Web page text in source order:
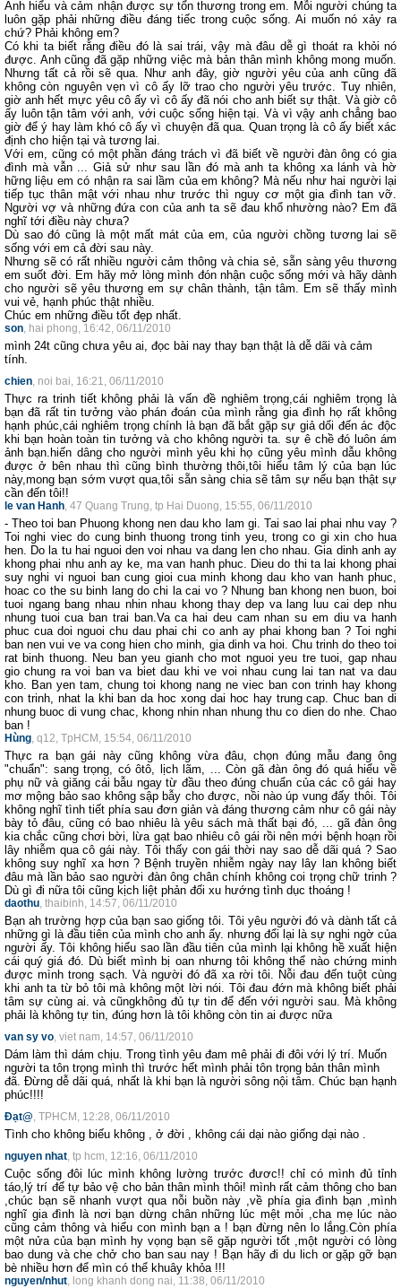
Anh hiểu và cảm nhận được sự tổn thương trong em. Mỗi người chúng ta
luôn gặp phải những điều đáng tiếc trong cuộc sống. Ai muốn nó xảy ra
chứ? Phải không em?
Có khi ta biết rằng điều đó là sai trái, vậy mà đâu dễ gì thoát ra khỏi nó
được. Anh cũng đã gặp những việc mà bản thân mình không mong muốn.
Nhưng tất cả rồi sẽ qua. Như anh đây, giờ người yêu của anh cũng đã
không còn nguyên vẹn vì cô ấy lỡ trao cho người yêu trước. Tuy nhiên,
giờ anh hết mực yêu cô ấy vì cô ấy đã nói cho anh biết sự thật. Và giờ cô
ấy luôn tận tâm với anh, với cuộc sống hiện tại. Và vì vậy anh chẳng bao
giờ để ý hay làm khó cô ấy vì chuyện đã qua. Quan trọng là cô ấy biết xác
định cho hiện tại và tương lai.
Với em, cũng có một phần đáng trách vì đã biết về người đàn ông có gia
đình mà vẫn ... Giả sử như sau lần đó mà anh ta không xa lánh và hờ
hững liệu em có nhận ra sai lầm của em không? Mà nếu như hai người lại
tiếp tục thân mật với nhau như trước thì nguy cơ một gia đình tan vỡ.
Người vợ và những đứa con của anh ta sẽ đau khổ nhường nào? Em đã
nghĩ tới điều này chưa?
Dù sao đó cũng là một mất mát của em, của người chồng tương lai sẽ
sống với em cả đời sau này.
Nhưng sẽ có rất nhiều người cảm thông và chia sẻ, sẵn sàng yêu thương
em suốt đời. Em hãy mở lòng mình đón nhận cuộc sống mới và hãy dành
cho người sẽ yêu thương em sự chân thành, tận tâm. Em sẽ thấy mình
vui vẻ, hạnh phúc thật nhiều.
Chúc em những điều tốt đẹp nhất.
son, hai phong, 16:42, 06/11/2010
mình 24t cũng chưa yêu ai, đọc bài nay thay bạn thật là dễ dãi và cảm
tính.
chien, noi bai, 16:21, 06/11/2010
Thực ra trinh tiết không phải là vấn đề nghiêm trọng,cái nghiêm trọng là
bạn đã rất tin tưởng vào phán đoán của mình rằng gia đình họ rất không
hạnh phúc,cái nghiêm trọng chính là bạn đã bắt gặp sự giả dối đến ác độc
khi bạn hoàn toàn tin tưởng và cho không người ta. sự ê chề đó luôn ám
ảnh bạn.hiến dâng cho người mình yêu khi họ cũng yêu mình dẫu không
được ở bên nhau thì cũng bình thường thôi,tôi hiểu tâm lý của bạn lúc
này,mong bạn sớm vượt qua,tôi sẵn sàng chia sẽ tâm sự nếu bạn thật sự
cần đến tôi!!
le van Hanh, 47 Quang Trung, tp Hai Duong, 15:55, 06/11/2010
- Theo toi ban Phuong khong nen dau kho lam gi. Tai sao lai phai nhu vay ?
Toi nghi viec do cung binh thuong trong tinh yeu, trong co gi xin cho hua
hen. Do la tu hai nguoi den voi nhau va dang len cho nhau. Gia dinh anh ay
khong phai nhu anh ay ke, ma van hanh phuc. Dieu do thi ta lai khong phai
suy nghi vi nguoi ban cung gioi cua minh khong dau kho van hanh phuc,
hoac co the su binh lang do chi la cai vo ? Nhung ban khong nen buon, boi
tuoi ngang bang nhau nhin nhau khong thay dep va lang luu cai dep nhu
nhung tuoi cua ban trai ban.Va ca hai deu cam nhan su em diu va hanh
phuc cua doi nguoi chu dau phai chi co anh ay phai khong ban ? Toi nghi
ban nen vui ve va cong hien cho minh, gia dinh va hoi. Chu trinh do theo toi
rat binh thuong. Neu ban yeu gianh cho mot nguoi yeu tre tuoi, gap nhau
gio chung ra voi ban va biet dau khi ve voi nhau cung lai tan nat va dau
kho. Ban yen tam, chung toi khong nang ne viec ban con trinh hay khong
con trinh, nhat la khi ban da hoc xong dai hoc hay trung cap. Chuc ban di
nhung buoc di vung chac, khong nhin nhan nhung thu co dien do nhe. Chao
ban !
Hùng, q12, TpHCM, 15:54, 06/11/2010
Thực ra bạn gái này cũng không vừa đâu, chọn đúng mẫu đang ông
"chuẩn": sang trọng, có ôtô, lịch lãm, ... Còn gã đàn ông đó quá hiểu về
phụ nữ và giăng cái bẫu ngay từ đầu theo đúng chuẩn của các cô gái hay
mơ mộng bảo sao không sập bẫy cho được, nồi nào úp vung đấy thôi. Tôi
không nghĩ tình tiết phía sau đơn giản và đáng thương cảm như cô gái này
bày tỏ đâu, cũng có bao nhiêu là yêu sách mà thất bại đó, ... gã đàn ông
kia chắc cũng chơi bời, lừa gạt bao nhiêu cô gái rồi nên mới bệnh hoạn rồi
lây nhiễm qua cô gái này. Tôi thấy con gái thời nay sao dễ dãi quá ? Sao
không suy nghĩ xa hơn ? Bệnh truyền nhiễm ngày nay lây lan không biết
đâu mà lần bảo sao người đàn ông chân chính không coi trọng chữ trinh ?
Dù gì đi nữa tôi cũng kịch liệt phản đối xu hướng tình dục thoáng !
daothu, thaibinh, 14:57, 06/11/2010
Bạn ah trường hợp của bạn sao giống tôi. Tôi yêu người đó và dành tất cả
những gì là đầu tiên của mình cho anh ấy. nhưng đổi lại là sự nghi ngờ của
người ấy. Tôi không hiểu sao lần đầu tiên của mình lại không hề xuất hiện
cái quý giá đó. Dù biết mình bị oan nhưng tôi không thể nào chứng minh
được mình trong sạch. Và người đó đã xa rời tôi. Nỗi đau đến tuột cùng
khi anh ta từ bỏ tôi mà không một lời nói. Tôi đau đớn mà không biết phải
tâm sự cùng ai. và cũngkhông đủ tự tin để đến với người sau. Mà không
phải là không tự tin, đúng hơn là tôi không còn tin ai được nữa
van sy vo, viet nam, 14:57, 06/11/2010
Dám làm thì dám chịu. Trong tình yêu đam mê phải đi đôi với lý trí. Muốn
người ta tôn trọng mình thì trước hết mình phải tôn trọng bản thân mình
đã. Đừng dễ dãi quá, nhất là khi bạn là người sông nội tâm. Chúc bạn hạnh
phúc!!!!
Đạt@, TPHCM, 12:28, 06/11/2010
Tình cho không biếu không , ở đời , không cái dại nào giống dại nào .
nguyen nhat, tp hcm, 12:16, 06/11/2010
Cuộc sống đôi lúc mình không lường trước đươc!! chỉ có mình đủ tỉnh
táo,lý trí để tự bảo vệ cho bản thân mình thôi! mình rất cảm thông cho ban
,chúc bạn sẽ nhanh vượt qua nỗi buồn này ,về phía gia đình bạn ,mình
nghĩ gia đình là nơi bạn dừng chân những lúc mệt mỏi ,cha mẹ lúc nào
cũng cảm thông và hiểu con mình bạn a ! bạn đừng nên lo lắng.Còn phía
một nửa của bạn mình hy vọng bạn sẽ gặp người tốt ,một người có lòng
bao dung và che chở cho ban sau nay ! Bạn hãy đi du lich or gặp gỡ bạn
bè nhiều hơn để mìn có thể khuây khỏa !!!
nguyen/nhut, long khanh dong nai, 11:38, 06/11/2010